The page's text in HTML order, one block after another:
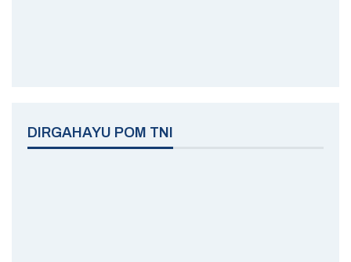
DIRGAHAYU POM TNI